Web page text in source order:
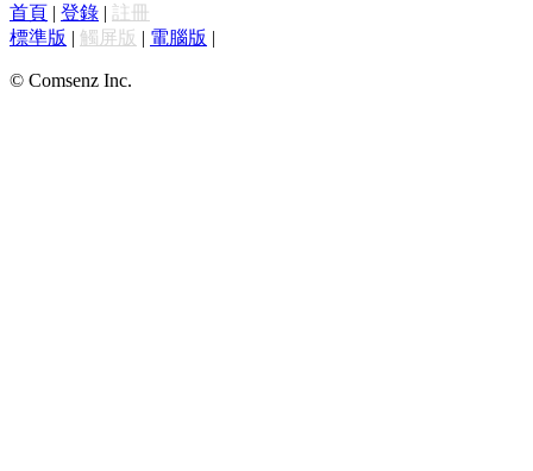
首頁 | 登錄 | 註冊
標準版 | 觸屏版 | 電腦版 |
© Comsenz Inc.